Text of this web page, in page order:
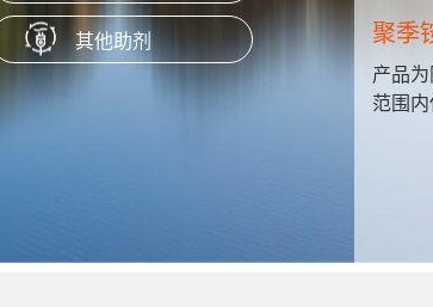
其他助剂
聚季铵盐系列（PQ-10）
产品为阳离子聚合物，易溶于水，在PH值很宽的
范围内保持很好的稳定性。